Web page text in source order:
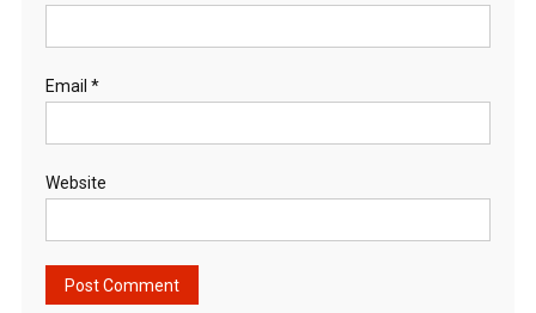
Email *
Website